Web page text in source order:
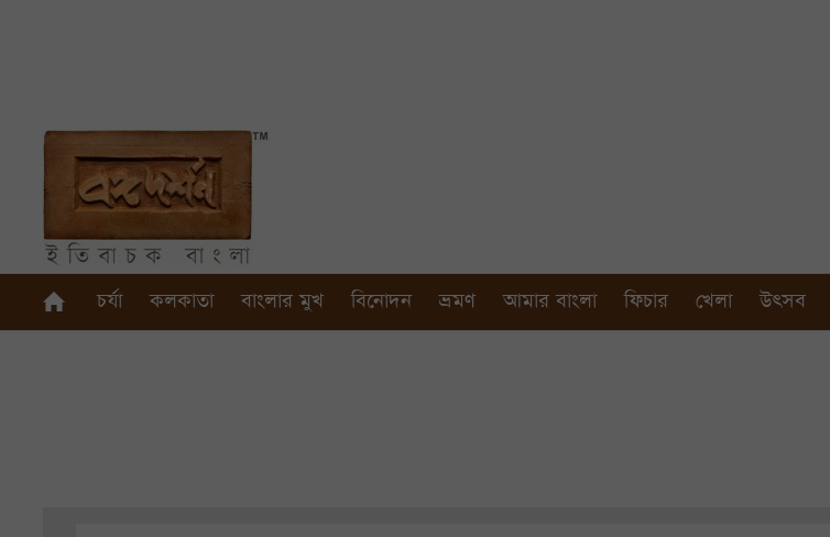
চর্যা কলকাতা বাংলার মুখ বিনোদন ভ্রমণ আমার বাংলা ফিচার খেলা উৎসব